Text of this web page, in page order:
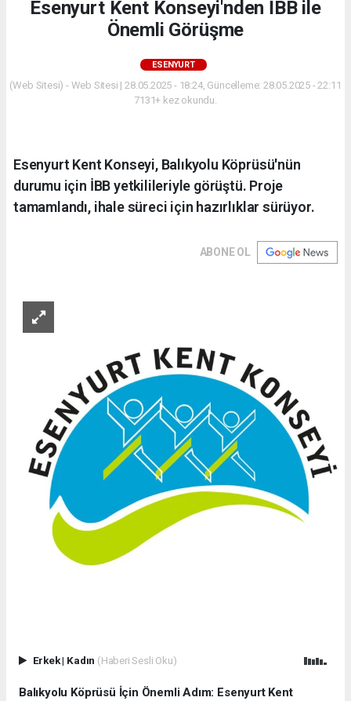
Esenyurt Kent Konseyi'nden İBB ile
Önemli Görüşme
ESENYURT
(Web Sitesi) - Web Sitesi | 28.05.2025 - 18:24, Güncelleme: 28.05.2025 - 22:11
7131+ kez okundu.
Esenyurt Kent Konseyi, Balıkyolu Köprüsü'nün
durumu için İBB yetkilileriyle görüştü. Proje
tamamlandı, ihale süreci için hazırlıklar sürüyor.
ABONE OL
Erkek| Kadın (Haberi Sesli Oku)
Balıkyolu Köprüsü İçin Önemli Adım: Esenyurt Kent